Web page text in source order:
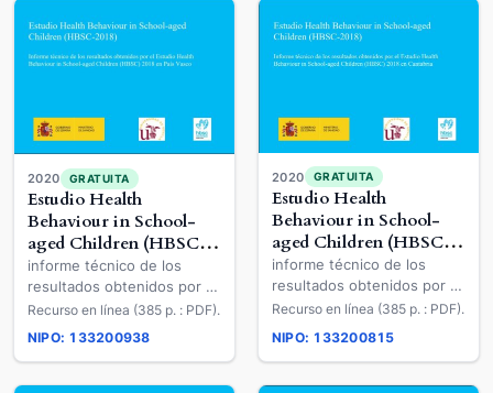
2020 GRATUITA
Estudio Health
Behaviour in School-
aged Children (HBSC-
2018)
informe técnico de los
resultados obtenidos por el
Estudio Health Behaviour in
School-aged Children
Recurso en línea (385 p. : PDF).
NIPO: 133200938
2020 GRATUITA
Estudio Health
Behaviour in School-
aged Children (HBSC-
2018)
informe técnico de los
resultados obtenidos por el
Estudio Health Behaviour in
(HBSC) 2018 en Cantabria
Recurso en línea (385 p. : PDF).
NIPO: 133200815